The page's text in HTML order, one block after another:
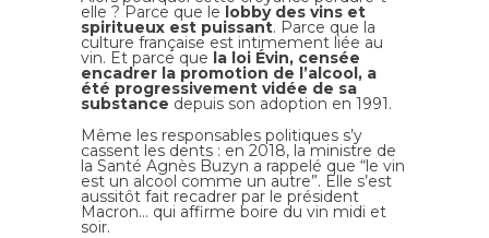
elle ? Parce que le lobby des vins et
spiritueux est puissant. Parce que la
culture française est intimement liée au
vin. Et parce que la loi Évin, censée
encadrer la promotion de l’alcool, a
été progressivement vidée de sa
substance depuis son adoption en 1991.
Même les responsables politiques s’y
cassent les dents : en 2018, la ministre de
la Santé Agnès Buzyn a rappelé que “le vin
est un alcool comme un autre”. Elle s’est
aussitôt fait recadrer par le président
Macron… qui affirme boire du vin midi et
soir.